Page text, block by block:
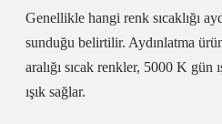
Genellikle hangi renk sıcaklığı
sunduğu belirtilir. Aydınlatma
aralığı sıcak renkler, 5000 K gün
ışık sağlar.